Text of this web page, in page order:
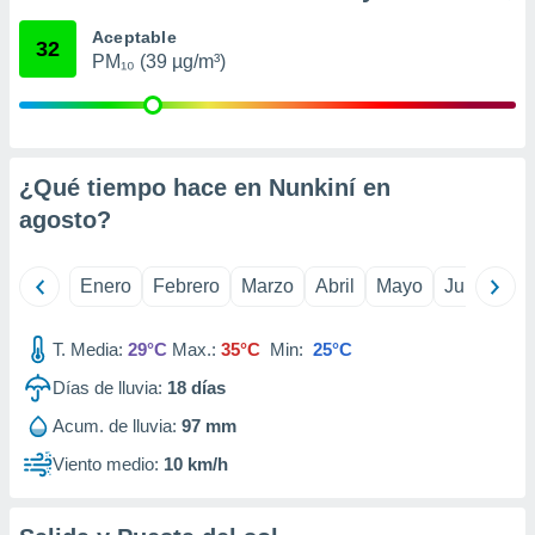
su
u
momento
en
de
un
o acceder
datos
32 Aceptable
PM₁₀ (39 µg/m³)
¿Qué tiempo hace en Nunkiní en
agosto?
Enero Febrero Marzo Abril Mayo Junio
T. Media: 29°C Max.: 35°C Min: 25°C
Días de lluvia: 18 días
Acum. de lluvia: 97 mm
Viento medio: 10 km/h